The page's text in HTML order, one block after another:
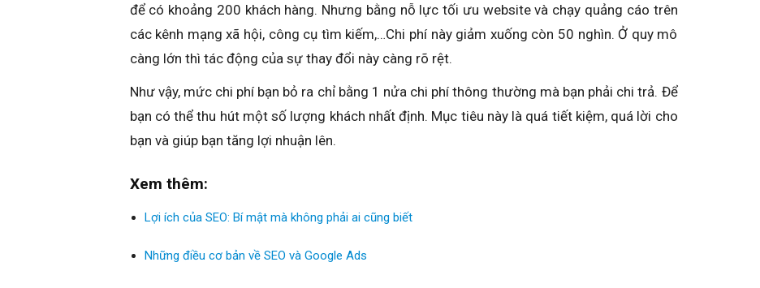
để có khoảng 200 khách hàng. Nhưng bằng nỗ lực tối ưu website và chạy quảng cáo trên
các kênh mạng xã hội, công cụ tìm kiếm,…Chi phí này giảm xuống còn 50 nghìn. Ở quy mô
càng lớn thì tác động của sự thay đổi này càng rõ rệt.
Như vậy, mức chi phí bạn bỏ ra chỉ bằng 1 nửa chi phí thông thường mà bạn phải chi trả. Để
bạn có thể thu hút một số lượng khách nhất định. Mục tiêu này là quá tiết kiệm, quá lời cho
bạn và giúp bạn tăng lợi nhuận lên.
Xem thêm:
Lợi ích của SEO: Bí mật mà không phải ai cũng biết
Những điều cơ bản về SEO và Google Ads